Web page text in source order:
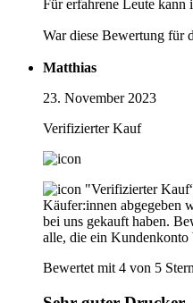
Für erfahrene Leute kann
War diese Bewertung für
Matthias
23. November 2023
Verifizierter Kauf
"Verifizierter
Käufer:innen abgegeben
bei uns gekauft haben.
alle, die ein Kundenkonto
Bewertet mit 4 von 5